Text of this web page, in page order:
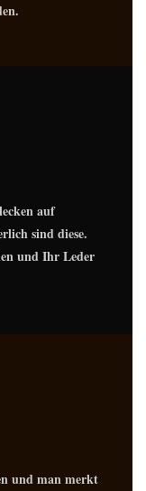
auf
sind diese.
und Ihr Leder
und man merkt